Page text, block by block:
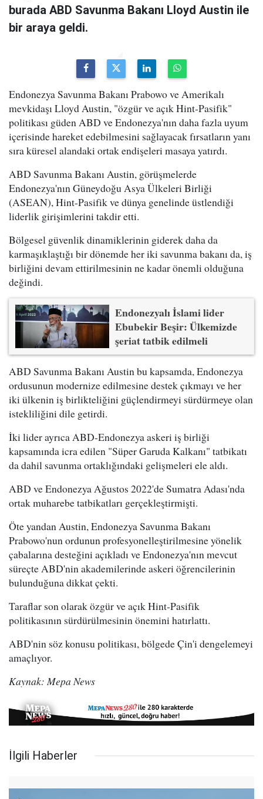
burada ABD Savunma Bakanı Lloyd Austin ile
bir araya geldi.
Endonezya Savunma Bakanı Prabowo ve Amerikalı
mevkidaşı Lloyd Austin, "özgür ve açık Hint-Pasifik"
politikası güden ABD ve Endonezya'nın daha fazla uyum
içerisinde hareket edebilmesini sağlayacak fırsatların yanı
sıra küresel alandaki ortak endişeleri masaya yatırdı.
ABD Savunma Bakanı Austin, görüşmelerde
Endonezya'nın Güneydoğu Asya Ülkeleri Birliği
(ASEAN), Hint-Pasifik ve dünya genelinde üstlendiği
liderlik girişimlerini takdir etti.
Bölgesel güvenlik dinamiklerinin giderek daha da
karmaşıklaştığı bir dönemde her iki savunma bakanı da, iş
birliğini devam ettirilmesinin ne kadar önemli olduğuna
değindi.
Endonezyalı İslami lider
Ebubekir Beşir: Ülkemizde
şeriat tatbik edilmeli
ABD Savunma Bakanı Austin bu kapsamda, Endonezya
ordusunun modernize edilmesine destek çıkmayı ve her
iki ülkenin iş birlikteliğini güçlendirmeyi sürdürmeye olan
istekliliğini dile getirdi.
İki lider ayrıca ABD-Endonezya askeri iş birliği
kapsamında icra edilen "Süper Garuda Kalkanı" tatbikatı
da dahil savunma ortaklığındaki gelişmeleri ele aldı.
ABD ve Endonezya Ağustos 2022'de Sumatra Adası'nda
ortak muharebe tatbikatları gerçekleştirmişti.
Öte yandan Austin, Endonezya Savunma Bakanı
Prabowo'nun ordunun profesyonelleştirilmesine yönelik
çabalarına desteğini açıkladı ve Endonezya'nın mevcut
süreçte ABD'nin akademilerinde askeri öğrencilerinin
bulunduğuna dikkat çekti.
Taraflar son olarak özgür ve açık Hint-Pasifik
politikasının sürdürülmesinin önemini hatırlattı.
ABD'nin söz konusu politikası, bölgede Çin'i dengelemeyi
amaçlıyor.
Kaynak: Mepa News
İlgili Haberler